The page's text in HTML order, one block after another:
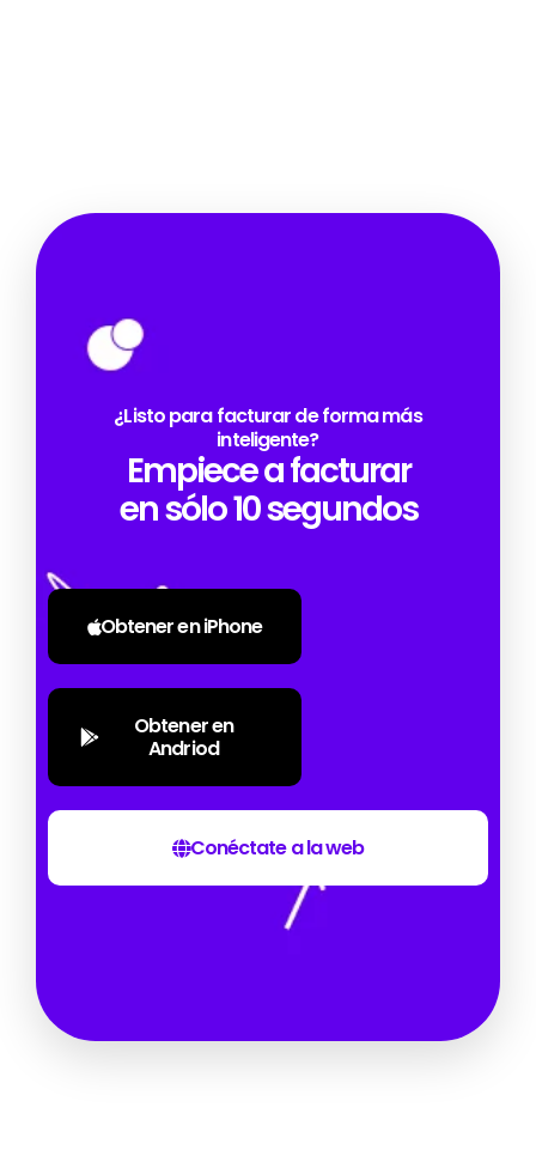
¿Listo para facturar de forma más
inteligente?
Empiece a facturar
en sólo 10 segundos
Obtener en iPhone
Obtener en
Andriod
Conéctate a la web